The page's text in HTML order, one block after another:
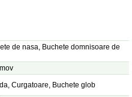
de nasa, Buchete domnisoare de
Curgatoare, Buchete glob